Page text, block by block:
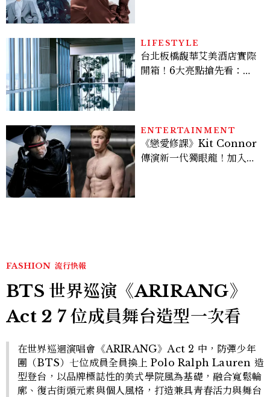
多大？
LIFESTYLE
台北板橋馥華艾美酒店實際
開箱！6大亮點搶先看：新
ENTERTAINMENT
《戀愛修課》Kit Connor
傳演新一代獨眼龍！加入新
FASHION 流行快報
BTS 世界巡演《ARIRANG》
Act 2 7 位成員舞台造型一次看
在世界巡迴演唱會《ARIRANG》Act 2 中，防彈少年
團（BTS）七位成員全員換上 Polo Ralph Lauren 造
型登台，以品牌標誌性的美式學院風為基礎，融合寬鬆輪
廓、復古街頭元素與個人風格，打造兼具青春活力與舞台